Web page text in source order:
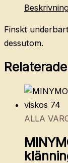
Finskt
dessutom.
ALLA